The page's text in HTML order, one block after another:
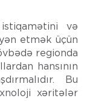
və
etmək üçün
regionda
hansının
Bu
xəritələr